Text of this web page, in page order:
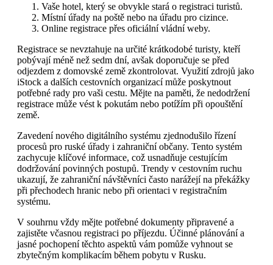
Vaše hotel, který se obvykle stará o registraci turistů.
Místní úřady na poště nebo na úřadu pro cizince.
Online registrace přes oficiální vládní weby.
Registrace se nevztahuje na určité krátkodobé turisty, kteří
pobývají méně než sedm dní, avšak doporučuje se před
odjezdem z domovské země zkontrolovat. Využití zdrojů jako
iStock a dalších cestovních organizací může poskytnout
potřebné rady pro vaši cestu. Mějte na paměti, že nedodržení
registrace může vést k pokutám nebo potížím při opouštění
země.
Zavedení nového digitálního systému zjednodušilo řízení
procesů pro ruské úřady i zahraniční občany. Tento systém
zachycuje klíčové informace, což usnadňuje cestujícím
dodržování povinných postupů. Trendy v cestovním ruchu
ukazují, že zahraniční návštěvníci často narážejí na překážky
při přechodech hranic nebo při orientaci v registračním
systému.
V souhrnu vždy mějte potřebné dokumenty připravené a
zajistěte včasnou registraci po příjezdu. Účinné plánování a
jasné pochopení těchto aspektů vám pomůže vyhnout se
zbytečným komplikacím během pobytu v Rusku.